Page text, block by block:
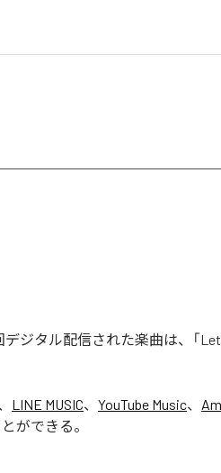
ジタル配信された楽曲は、「
LINE MUSIC、 YouTube Music、
ができる。